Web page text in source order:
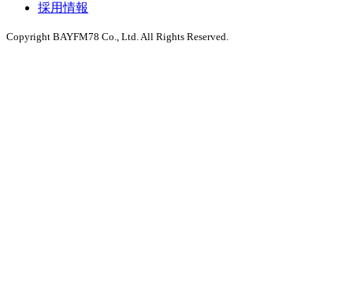
採用情報
Copyright BAYFM78 Co., Ltd. All Rights Reserved.